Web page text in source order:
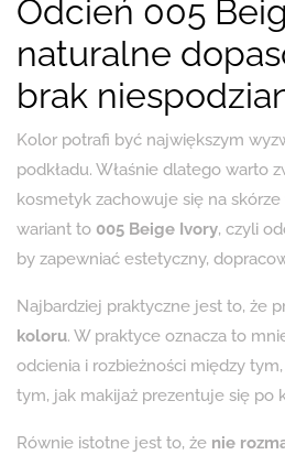
Odcień 005
naturalne
brak
Kolor potrafi być największym
podkładu. Właśnie dlatego warto
kosmetyk zachowuje się na skórze
wariant to 005 Beige Ivory, czyli
by zapewniać estetyczny,
Najbardziej praktyczne jest to, że
koloru. W praktyce oznacza to
odcienia i rozbieżności między
tym, jak makijaż prezentuje się po
Równie istotne jest to, że nie